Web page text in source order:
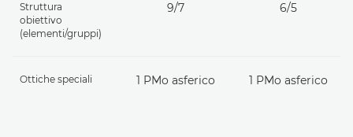
Struttura
obiettivo
(elementi/gruppi)
9/7 6/5
Ottiche speciali 1 PMo asferico 1 PMo asferico